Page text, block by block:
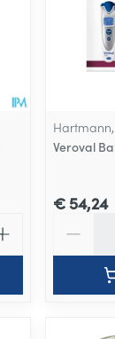
Veroval
€ 54,24